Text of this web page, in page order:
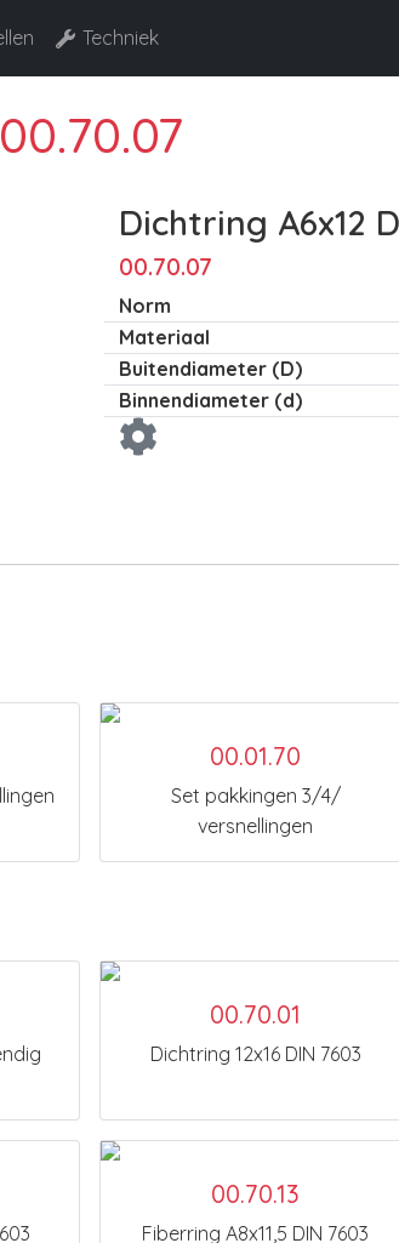
Techniek
Dichtring A6x12
00.70.07
Norm
Materiaal
Buitendiameter (D)
Binnendiameter (d)
00.01.70
Set pakkingen 3/4/
versnellingen
00.70.01
Dichtring 12x16 DIN 7603
00.70.13
Fiberring A8x11,5 DIN 7603